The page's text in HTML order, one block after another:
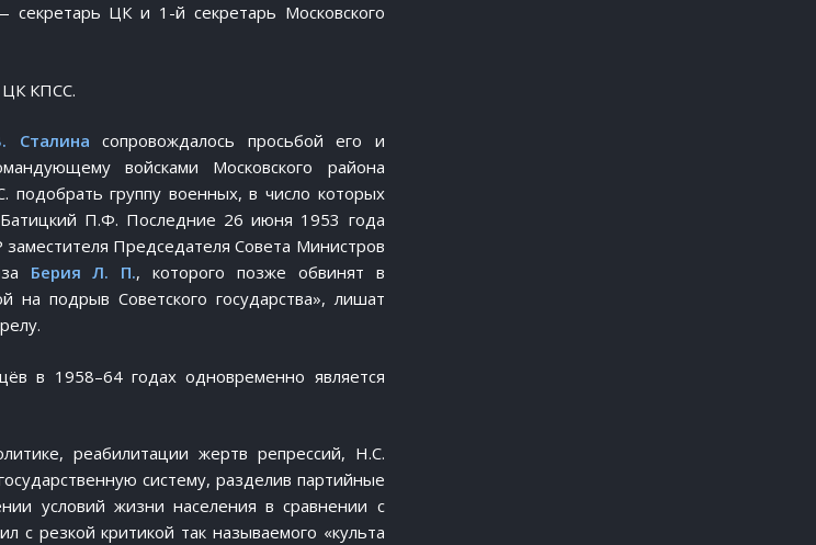
ЦК и 1-й секретарь Московского
ЦК КПСС.
Сталина сопровождалось просьбой его и
войсками Московского района
подобрать группу военных, в число которых
Батицкий П.Ф. Последние 26 июня 1953 года
Председателя Совета Министров
Берия Л. П., которого позже обвинят в
на подрыв Советского государства», лишат
в 1958–64 годах одновременно является
реабилитации жертв репрессий, Н.С.
систему, разделив партийные
условий жизни населения в сравнении с
с резкой критикой так называемого «культа